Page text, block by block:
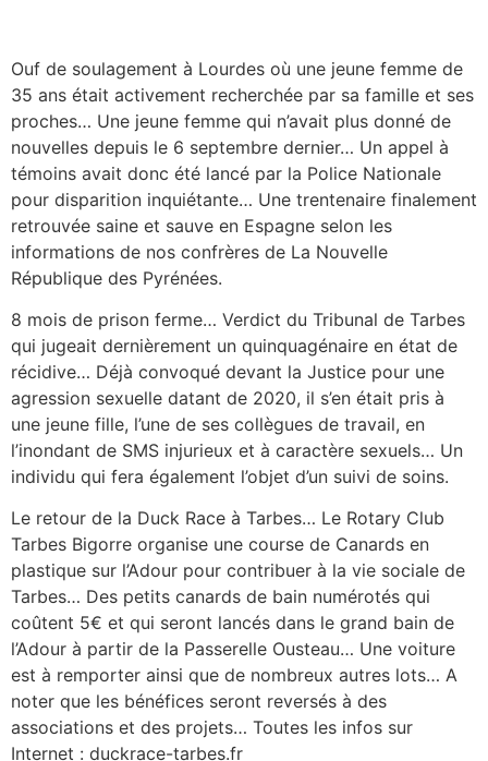
Ouf de soulagement à Lourdes où une jeune femme de
35 ans était activement recherchée par sa famille et ses
proches… Une jeune femme qui n’avait plus donné de
nouvelles depuis le 6 septembre dernier… Un appel à
témoins avait donc été lancé par la Police Nationale
pour disparition inquiétante… Une trentenaire finalement
retrouvée saine et sauve en Espagne selon les
informations de nos confrères de La Nouvelle
République des Pyrénées.
8 mois de prison ferme… Verdict du Tribunal de Tarbes
qui jugeait dernièrement un quinquagénaire en état de
récidive… Déjà convoqué devant la Justice pour une
agression sexuelle datant de 2020, il s’en était pris à
une jeune fille, l’une de ses collègues de travail, en
l’inondant de SMS injurieux et à caractère sexuels… Un
individu qui fera également l’objet d’un suivi de soins.
Le retour de la Duck Race à Tarbes… Le Rotary Club
Tarbes Bigorre organise une course de Canards en
plastique sur l’Adour pour contribuer à la vie sociale de
Tarbes… Des petits canards de bain numérotés qui
coûtent 5€ et qui seront lancés dans le grand bain de
l’Adour à partir de la Passerelle Ousteau… Une voiture
est à remporter ainsi que de nombreux autres lots… A
noter que les bénéfices seront reversés à des
associations et des projets… Toutes les infos sur
Internet : duckrace-tarbes.fr